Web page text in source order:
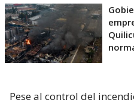
Pese al control del